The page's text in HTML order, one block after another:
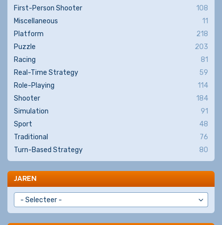
First-Person Shooter
108
Miscellaneous
11
Platform
218
Puzzle
203
Racing
81
Real-Time Strategy
59
Role-Playing
114
Shooter
184
Simulation
91
Sport
48
Traditional
76
Turn-Based Strategy
80
JAREN